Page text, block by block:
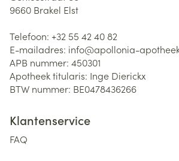
9660 Brakel Elst
Telefoon: +32 55 42 40 82
E-mailadres: info@apollonia-
APB nummer: 450301
Apotheek titularis: Inge Dierickx
BTW nummer: BE0478436266
Klantenservice
FAQ